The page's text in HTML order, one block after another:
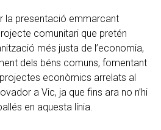
la presentació emmarcant
comunitari que pretén
més justa de l’economia,
dels béns comuns, fomentant
econòmics arrelats al
a Vic, ja que fins ara no n’hi
en aquesta línia.